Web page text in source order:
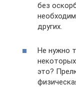
без
других.
Не нужно
это?